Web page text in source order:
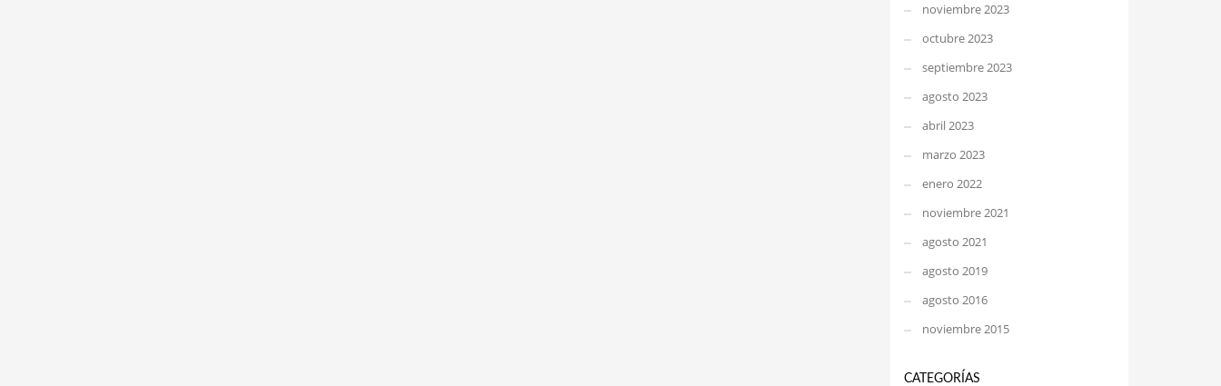
noviembre 2023
octubre 2023
septiembre 2023
agosto 2023
abril 2023
marzo 2023
enero 2022
noviembre 2021
agosto 2021
agosto 2019
agosto 2016
noviembre 2015
CATEGORÍAS